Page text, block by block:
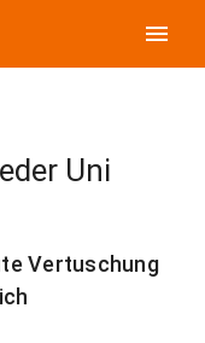
menu
Uni
Vertuschung